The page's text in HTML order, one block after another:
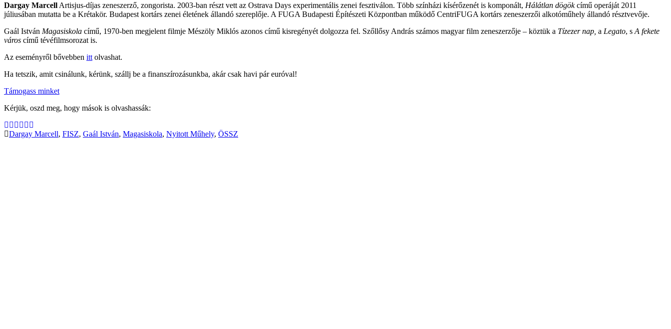
Dargay Marcell Artisjus-díjas zeneszerző, zongorista. 2003-ban részt vett az Ostrava Days experimentális zenei fesztiválon. Több színházi kísérőzenét is komponált, Hálátlan dögökcímű operáját 2011
júliusában mutatta be a Krétakör. Budapest kortárs zenei életének állandó szereplője. A FUGA Budapesti Építészeti Központban működő CentriFUGA kortárs zeneszerzői alkotóműhely állandó résztvevője.
Gaál István Magasiskola című, 1970-ben megjelent filmje Mészöly Miklós azonos című kisregényét dolgozza fel. Szőllősy András számos magyar film zeneszerzője – köztük a Tízezer nap, a Legato, s A fekete
város című tévéfilmsorozat is.
Az eseményről bővebben itt olvashat.
Ha tetszik, amit csinálunk, kérünk, szállj be a finanszírozásunkba, akár csak havi pár euróval!
Támogass minket
Kérjük, oszd meg, hogy mások is olvashassák:
Dargay Marcell, FISZ, Gaál István, Magasiskola, Nyitott Műhely, ÖSSZ